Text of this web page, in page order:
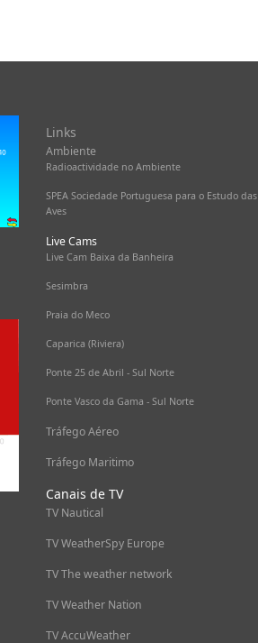
Links
Ambiente
Radioactividade no Ambiente
SPEA Sociedade Portuguesa para o Estudo das
Aves
Live Cams
Live Cam Baixa da Banheira
Sesimbra
Praia do Meco
Caparica (Riviera)
Ponte 25 de Abril - Sul Norte
Ponte Vasco da Gama - Sul Norte
Tráfego Aéreo
Tráfego Maritimo
Canais de TV
TV Nautical
TV WeatherSpy Europe
TV The weather network
TV Weather Nation
TV AccuWeather